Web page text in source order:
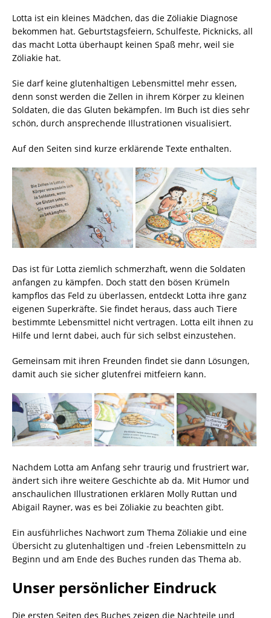
Lotta ist ein kleines Mädchen, das die Zöliakie Diagnose
bekommen hat. Geburtstagsfeiern, Schulfeste, Picknicks, all
das macht Lotta überhaupt keinen Spaß mehr, weil sie
Zöliakie hat.
Sie darf keine glutenhaltigen Lebensmittel mehr essen,
denn sonst werden die Zellen in ihrem Körper zu kleinen
Soldaten, die das Gluten bekämpfen. Im Buch ist dies sehr
schön, durch ansprechende Illustrationen visualisiert.
Auf den Seiten sind kurze erklärende Texte enthalten.
Das ist für Lotta ziemlich schmerzhaft, wenn die Soldaten
anfangen zu kämpfen. Doch statt den bösen Krümeln
kampflos das Feld zu überlassen, entdeckt Lotta ihre ganz
eigenen Superkräfte. Sie findet heraus, dass auch Tiere
bestimmte Lebensmittel nicht vertragen. Lotta eilt ihnen zu
Hilfe und lernt dabei, auch für sich selbst einzustehen.
Gemeinsam mit ihren Freunden findet sie dann Lösungen,
damit auch sie sicher glutenfrei mitfeiern kann.
Nachdem Lotta am Anfang sehr traurig und frustriert war,
ändert sich ihre weitere Geschichte ab da. Mit Humor und
anschaulichen Illustrationen erklären Molly Ruttan und
Abigail Rayner, was es bei Zöliakie zu beachten gibt.
Ein ausführliches Nachwort zum Thema Zöliakie und eine
Übersicht zu glutenhaltigen und -freien Lebensmitteln zu
Beginn und am Ende des Buches runden das Thema ab.
Unser persönlicher Eindruck
Die ersten Seiten des Buches zeigen die Nachteile und